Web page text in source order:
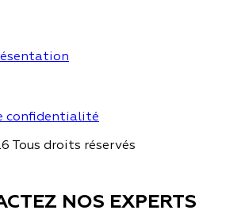
confidentialité
Tous droits réservés
NOS EXPERTS